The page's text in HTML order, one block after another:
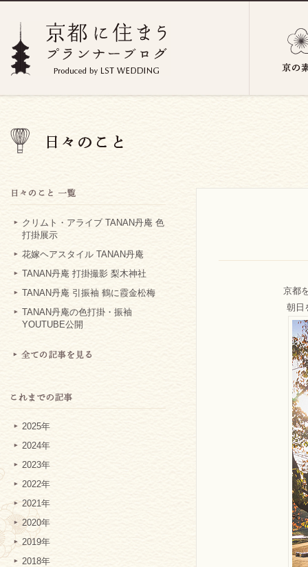
クリムト・アライブ TANAN丹庵 色
打掛展示
花嫁ヘアスタイル TANAN丹庵
TANAN丹庵 打掛撮影 梨木神社
TANAN丹庵 引振袖 鶴に霞金松梅
TANAN丹庵の色打掛・振袖
YOUTUBE公開
2025年
2024年
2023年
2022年
2021年
2020年
2019年
2018年
京都
朝日